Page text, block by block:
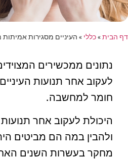
דף הבית»כללי » העיניים מסגירות
נתונים ממכשירים
לעקוב אחר תנועות
חומר למחשבה.
היכולת לעקוב אחר
ולהבין במה הם מביטים
מחקר בעשרות השנים